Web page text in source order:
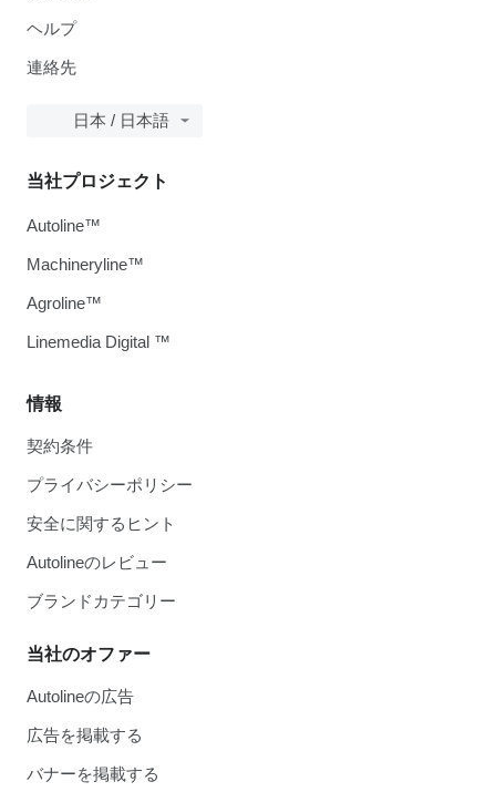
ヘルプ
連絡先
日本 / 日本語
情報
契約条件
プライバシーポリシー
安全に関するヒント
Autolineのレビュー
ブランドカテゴリー
当社のオファー
Autolineの広告
広告を掲載する
バナーを掲載する
当社プロジェクト
Autoline™
Machineryline™
Agroline™
Linemedia Digital ™